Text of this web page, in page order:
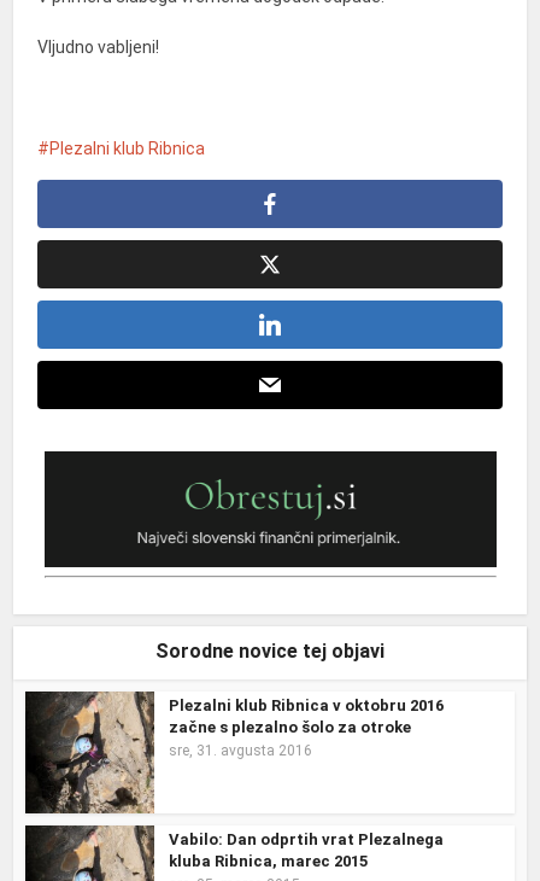
Vljudno vabljeni!
Plezalni klub Ribnica
Sorodne novice tej objavi
Plezalni klub Ribnica v oktobru 2016
začne s plezalno šolo za otroke
sre, 31. avgusta 2016
Vabilo: Dan odprtih vrat Plezalnega
kluba Ribnica, marec 2015